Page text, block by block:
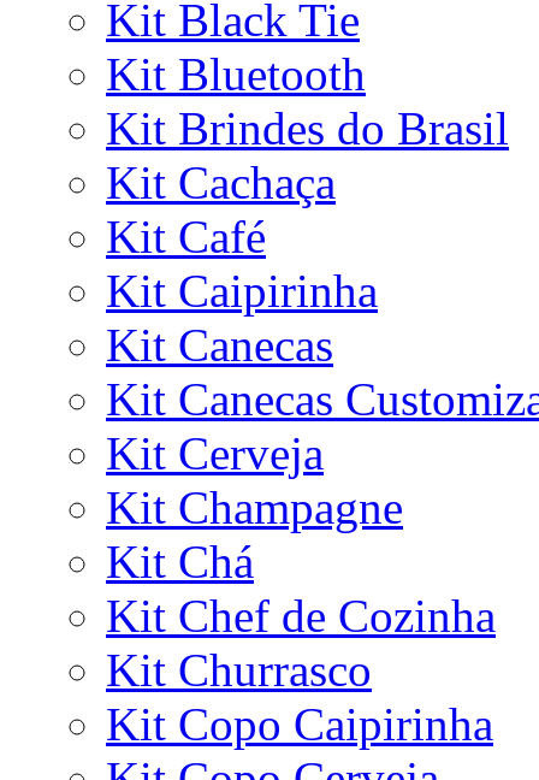
Kit Black Tie
Kit Bluetooth
Kit Brindes do Brasil
Kit Cachaça
Kit Café
Kit Caipirinha
Kit Canecas
Kit Canecas
Kit Cerveja
Kit Champagne
Kit Chá
Kit Chef de Cozinha
Kit Churrasco
Kit Copo Caipirinha